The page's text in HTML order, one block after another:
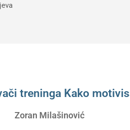
treninga Kako
Zoran Milašinović